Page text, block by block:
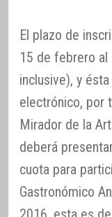
El plazo de
15 de febrero
inclusive), y
electrónico, por
Mirador de la
deberá
cuota para
Gastronómico